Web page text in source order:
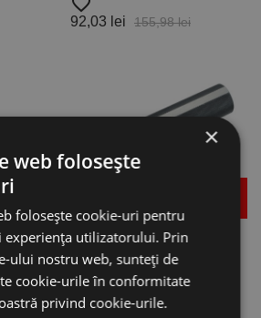
92,03 lei 155,98 lei
cu
Calibre pentru filete metrice
interioare DIN 13 / ISO 1502,
TRECE, VOLKEL, Volkel
favorite_border
×
web folosește
folosește cookie-uri pentru
experiența utilizatorului. Prin
ului nostru web, sunteți de
cookie-urile în conformitate
privind cookie-urile.